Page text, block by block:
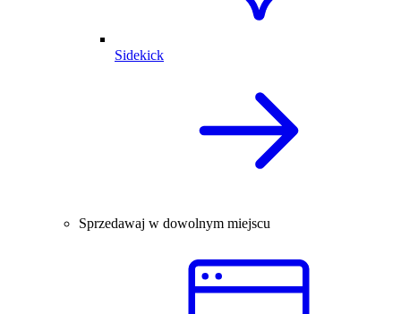
Sidekick
Sprzedawaj w dowolnym miejscu